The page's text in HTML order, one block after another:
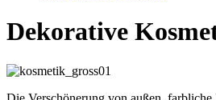
Dekorative